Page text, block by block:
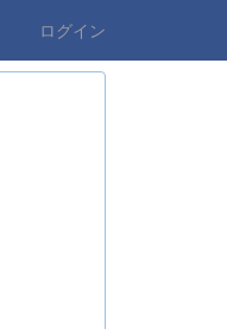
ログイン